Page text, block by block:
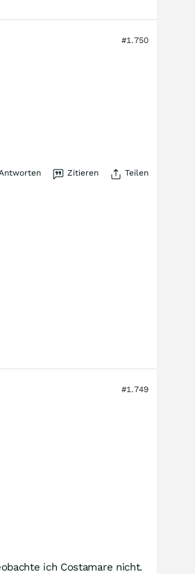
#1.750
Zitieren Teilen
#1.749
ich Costamare nicht.